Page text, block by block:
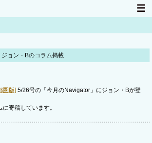
ョン・Bのコラム掲載
圏版] 5/26号の「今月のNavigator」にジョン・Bが登
寄稿しています。